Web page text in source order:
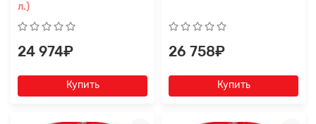
л.)
24 974₽
Купить
26 758₽
Купить